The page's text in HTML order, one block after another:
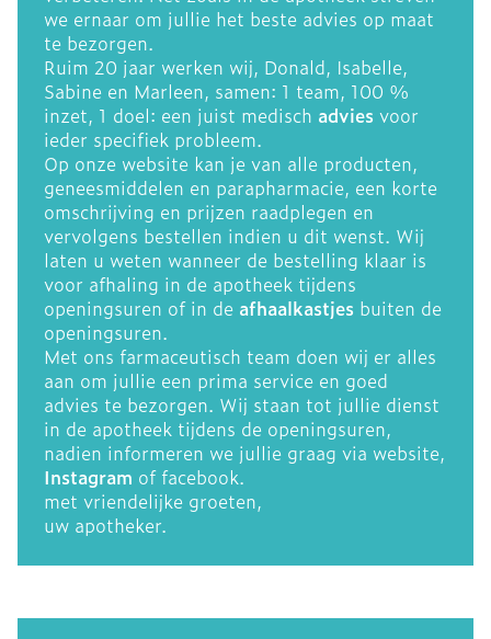
we ernaar om jullie het beste advies op maat
te bezorgen.
Ruim 20 jaar werken wij, Donald, Isabelle,
Sabine en Marleen, samen: 1 team, 100 %
inzet, 1 doel: een juist medisch advies voor
ieder specifiek probleem.
Op onze website kan je van alle producten,
geneesmiddelen en parapharmacie, een korte
omschrijving en prijzen raadplegen en
vervolgens bestellen indien u dit wenst. Wij
laten u weten wanneer de bestelling klaar is
voor afhaling in de apotheek tijdens
openingsuren of in de afhaalkastjes buiten de
openingsuren.
Met ons farmaceutisch team doen wij er alles
aan om jullie een prima service en goed
advies te bezorgen. Wij staan tot jullie dienst
in de apotheek tijdens de openingsuren,
nadien informeren we jullie graag via website,
Instagram of facebook.
met vriendelijke groeten,
uw apotheker.